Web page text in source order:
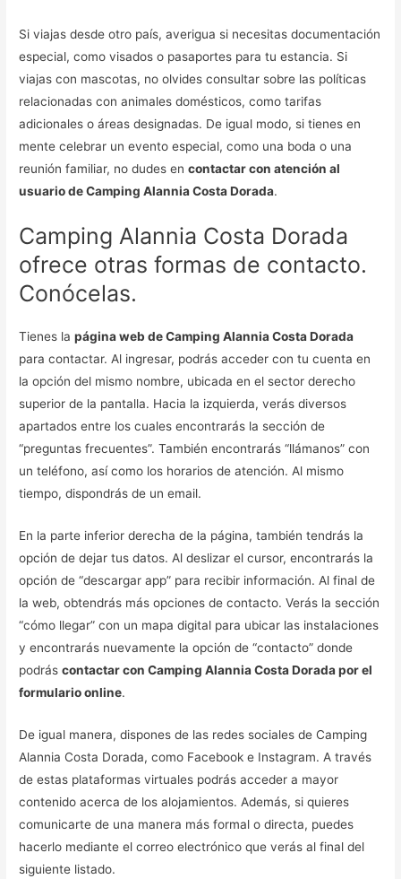
Si viajas desde otro país, averigua si necesitas documentación
especial, como visados o pasaportes para tu estancia. Si
viajas con mascotas, no olvides consultar sobre las políticas
relacionadas con animales domésticos, como tarifas
adicionales o áreas designadas. De igual modo, si tienes en
mente celebrar un evento especial, como una boda o una
reunión familiar, no dudes encontactar con atención al
usuario de Camping Alannia Costa Dorada.
Camping Alannia Costa Dorada
ofrece otras formas de contacto.
Conócelas.
Tienes lapágina web de Camping Alannia Costa Dorada
para contactar. Al ingresar, podrás acceder con tu cuenta en
la opción del mismo nombre, ubicada en el sector derecho
superior de la pantalla. Hacia la izquierda, verás diversos
apartados entre los cuales encontrarás la sección de
“preguntas frecuentes”. También encontrarás “llámanos” con
un teléfono, así como los horarios de atención. Al mismo
tiempo, dispondrás de un email.
En la parte inferior derecha de la página, también tendrás la
opción de dejar tus datos. Al deslizar el cursor, encontrarás la
opción de “descargar app” para recibir información. Al final de
la web, obtendrás más opciones de contacto. Verás la sección
“cómo llegar” con un mapa digital para ubicar las instalaciones
y encontrarás nuevamente la opción de “contacto” donde
podráscontactar con Camping Alannia Costa Dorada por el
formulario online.
De igual manera, dispones de las redes sociales de Camping
Alannia Costa Dorada, como Facebook e Instagram. A través
de estas plataformas virtuales podrás acceder a mayor
contenido acerca de los alojamientos. Además, si quieres
comunicarte de una manera más formal o directa, puedes
hacerlo mediante el correo electrónico que verás al final del
siguiente listado.